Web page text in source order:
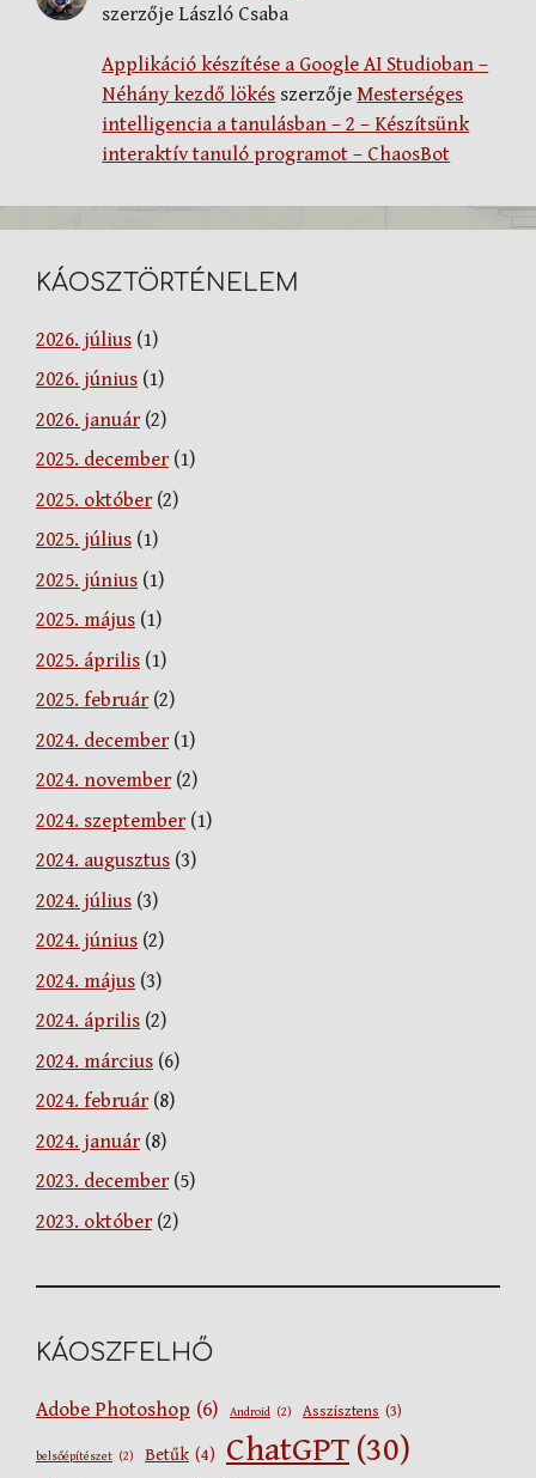
szerzője László Csaba
Applikáció készítése a Google AI Studioban –
Néhány kezdő lökés szerzőjeMesterséges
intelligencia a tanulásban – 2 – Készítsünk
interaktív tanuló programot – ChaosBot
KÁOSZTÖRTÉNELEM
2026. július (1)
2026. június (1)
2026. január(2)
2025. december(1)
2025. október(2)
2025. július (1)
2025. június (1)
2025. május (1)
2025. április (1)
2025. február(2)
2024. december(1)
2024. november(2)
2024. szeptember(1)
2024. augusztus (3)
2024. július (3)
2024. június (2)
2024. május (3)
2024. április (2)
2024. március (6)
2024. február(8)
2024. január(8)
2023. december(5)
2023. október(2)
KÁOSZFELHŐ
Adobe Photoshop (6) Android (2) Asszisztens (3)
belsőépítészet (2) Betűk (4) ChatGPT (30)